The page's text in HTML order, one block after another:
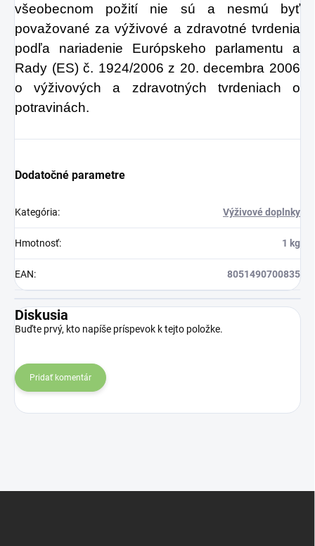
všeobecnom požití nie sú a nesmú byť
považované za výživové a zdravotné tvrdenia
podľa nariadenie Európskeho parlamentu a
Rady (ES) č. 1924/2006 z 20. decembra 2006
o výživových a zdravotných tvrdeniach o
potravinách.
Dodatočné parametre
Kategória: Výživové doplnky
Hmotnosť: 1 kg
EAN: 8051490700835
Diskusia
Buďte prvý, kto napíše príspevok k tejto položke.
Pridať komentár